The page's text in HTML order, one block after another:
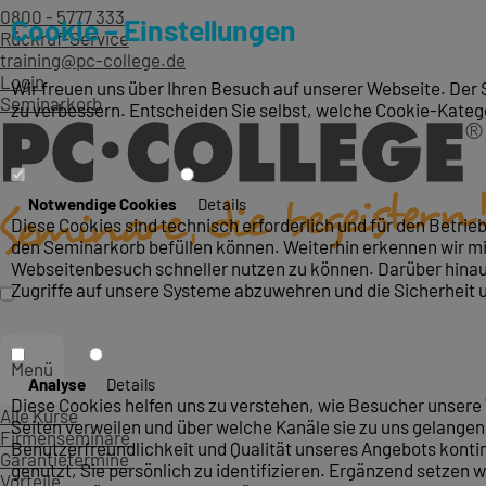
0800 - 5777 333
Rückruf-Service
training@pc-college.de
Login
Seminarkorb
Menü
Alle Kurse
Firmenseminare
Garantietermine
Vorteile
Cookie – Einstellungen
Wir freuen uns über Ihren Besuch auf unserer Webseite.
zu verbessern. Entscheiden Sie selbst, welche Cookie-
Notwendige Cookies Details
Diese Cookies sind technisch erforderlich und für den
den Seminarkorb befüllen können. Weiterhin erkennen wir
Webseitenbesuch schneller nutzen zu können. Darüber
Zugriffe auf unsere Systeme abzuwehren und die Sicherheit
Analyse Details
Diese Cookies helfen uns zu verstehen, wie Besucher
Seiten verweilen und über welche Kanäle sie zu uns
Benutzerfreundlichkeit und Qualität unseres Angebots
genutzt, Sie persönlich zu identifizieren. Ergänzend